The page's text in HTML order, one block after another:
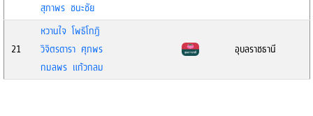
สุภาพร ชนะชัย
21
หวานใจ โพธิโกฏิ
วิจิตรดารา ศุภพร
กมลพร แก้วกลม
อุบลราชธานี